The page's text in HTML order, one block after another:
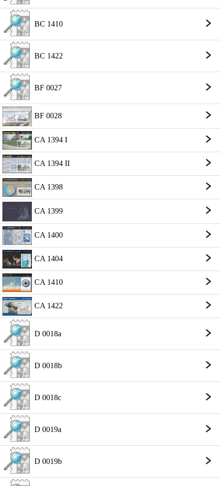
BC 1410
BC 1422
BF 0027
BF 0028
CA 1394 I
CA 1394 II
CA 1398
CA 1399
CA 1400
CA 1404
CA 1410
CA 1422
D 0018a
D 0018b
D 0018c
D 0019a
D 0019b